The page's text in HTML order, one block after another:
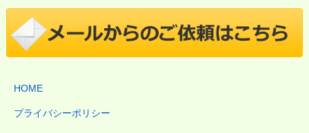
HOME
プライバシーポリシー